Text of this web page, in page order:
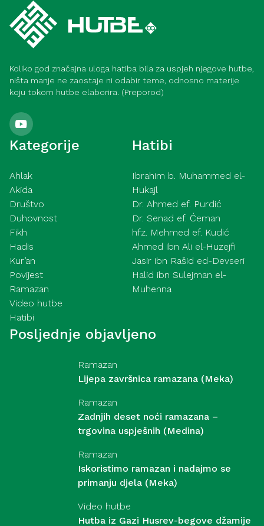
Koliko god značajna uloga hatiba bila za uspjeh njegove hutbe,
ništa manje ne zaostaje ni odabir teme, odnosno materije
koju tokom hutbe elaborira. (Preporod)
Kategorije
Ahlak
Akida
Društvo
Duhovnost
Fikh
Hadis
Kur’an
Povijest
Ramazan
Video hutbe
Hatibi
Hatibi
Ibrahim b. Muhammed el-
Hukajl
Dr. Ahmed ef. Purdić
Dr. Senad ef. Ćeman
hfz. Mehmed ef. Kudić
Ahmed ibn Ali el-Huzejfi
Jasir ibn Rašid ed-Devseri
Halid ibn Sulejman el-
Muhenna
Posljednje objavljeno
Ramazan
Lijepa završnica ramazana (Meka)
Ramazan
Zadnjih deset noći ramazana –
trgovina uspješnih (Medina)
Ramazan
Iskoristimo ramazan i nadajmo se
primanju djela (Meka)
Video hutbe
Hutba iz Gazi Husrev-begove džamije